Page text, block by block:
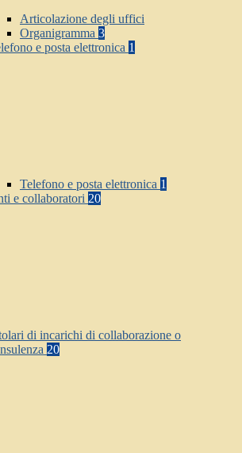
Articolazione degli uffici
Organigramma 3
e posta elettronica 1
Telefono e posta elettronica 1
e collaboratori 20
di incarichi di collaborazione o
20